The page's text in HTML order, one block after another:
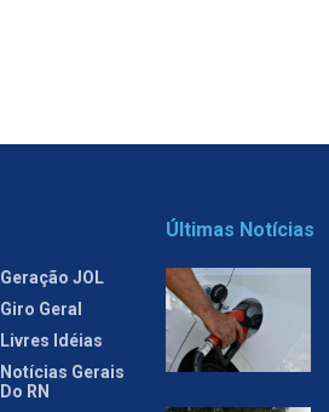
Geração JOL
Giro Geral
Livres Idéias
Notícias Gerais
Do RN
Últimas Notícias